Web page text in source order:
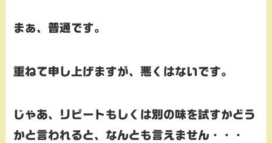
まぁ、普通です。
重ねて申し上げますが、悪くはないです。
じゃあ、リピートもしくは別の味を試すかどう
かと言われると、なんとも言えません・・・